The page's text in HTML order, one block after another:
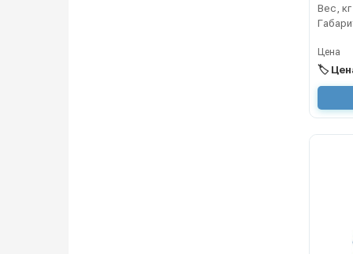
Вес, кг
Цена
🏷️